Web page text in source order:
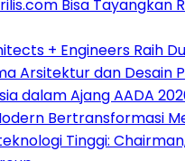
Bisa Tayangkan
+ Engineers Raih
Arsitektur dan Desain
dalam Ajang AADA
Bertransformasi
Tinggi: